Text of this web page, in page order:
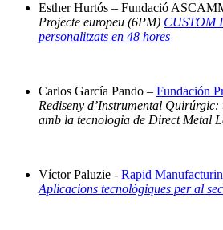
Esther Hurtós – Fundació
Projecte europeu (6PM) CUSTOM
personalitzats en 48 hores
Carlos García Pando – Fundación
Rediseny d’Instrumental
amb la tecnologia de Direct Metal
Víctor Paluzie - Rapid
Aplicacions tecnològiques per al